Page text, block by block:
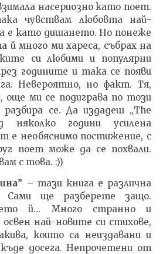
насериозно като поет.
чувствам любовта най-
е като дишането. Но понеже
й много ми хареса, събрах на
си любими и популярни
годините и така се появи
Невероятно, но факт. Тя,
още ми се подиграва по този
разбира се. Да издадеш „The
няколко години усилена
е необяснимо постижение, с
поет може да се похвали.
с това. :))
– тази книга е различна
Сами ще разберете защо.
й… Много странно и
най-новите си стихове,
които са неиздавани и
досега. Непрочетени от